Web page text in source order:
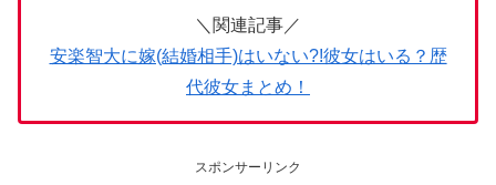
＼関連記事／
安楽智大に嫁(結婚相手)はいない?!彼女はいる？歴
代彼女まとめ！
スポンサーリンク